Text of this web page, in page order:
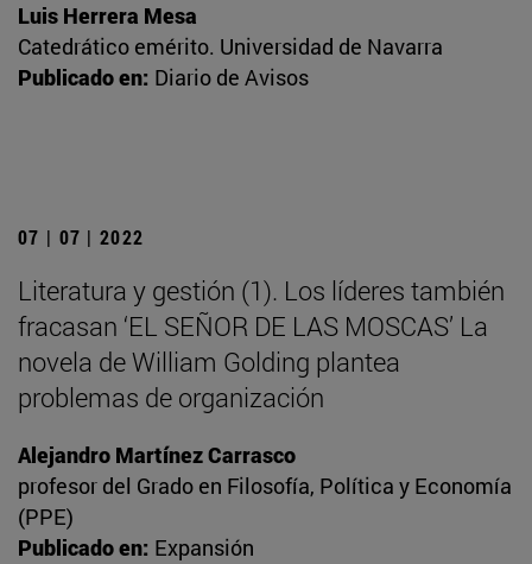
Luis Herrera Mesa
Catedrático emérito. Universidad de Navarra
Publicado en: Diario de Avisos
07 | 07 | 2022
Literatura y gestión (1). Los líderes también
fracasan ‘EL SEÑOR DE LAS MOSCAS’ La
novela de William Golding plantea
problemas de organización
Alejandro Martínez Carrasco
profesor del Grado en Filosofía, Política y Economía
(PPE)
Publicado en: Expansión